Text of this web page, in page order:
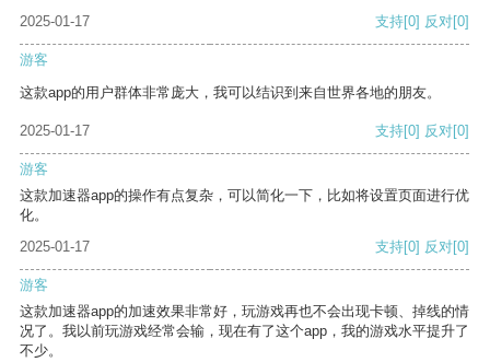
2025-01-17
支持[0] 反对[0]
游客
这款app的用户群体非常庞大，我可以结识到来自世界各地的朋友。
2025-01-17 支持[0] 反对[0]
游客
这款加速器app的操作有点复杂，可以简化一下，比如将设置页面进行优
化。
2025-01-17
支持[0] 反对[0]
游客
这款加速器app的加速效果非常好，玩游戏再也不会出现卡顿、掉线的情
况了。我以前玩游戏经常会输，现在有了这个app，我的游戏水平提升了
不少。